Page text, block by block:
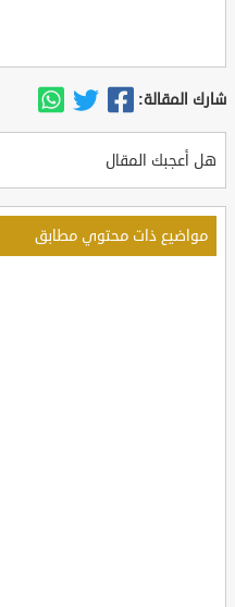
شارك المقالة:
هل أعجبك المقال
مواضيع ذات محتوي مطابق